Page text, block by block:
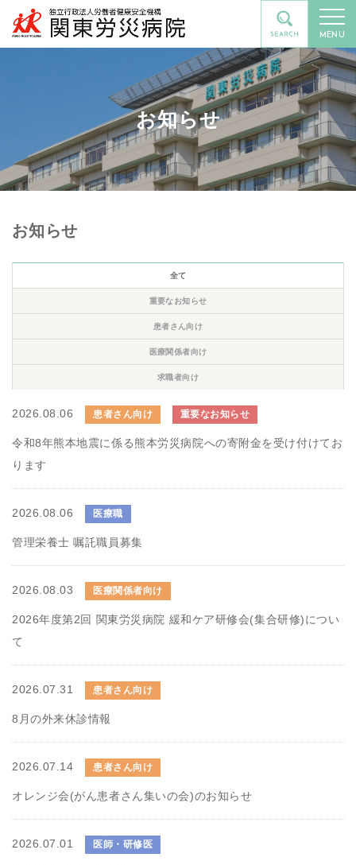
MENU
お知らせ
お知らせ
全て
重要なお知らせ
患者さん向け
医療関係者向け
求職者向け
2026.08.06 患者さん向け 重要なお知らせ
令和8年熊本地震に係る熊本労災病院への寄附金を受け付けてお
ります
2026.08.06 医療職
管理栄養士 嘱託職員募集
2026.08.03 医療関係者向け
2026年度第2回 関東労災病院 緩和ケア研修会(集合研修)につい
て
2026.07.31 患者さん向け
8月の外来休診情報
2026.07.14 患者さん向け
オレンジ会(がん患者さん集いの会)のお知らせ
2026.07.01 医師・研修医